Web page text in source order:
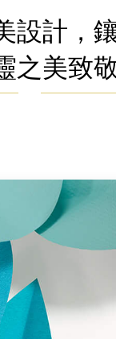
設計，
之美致敬